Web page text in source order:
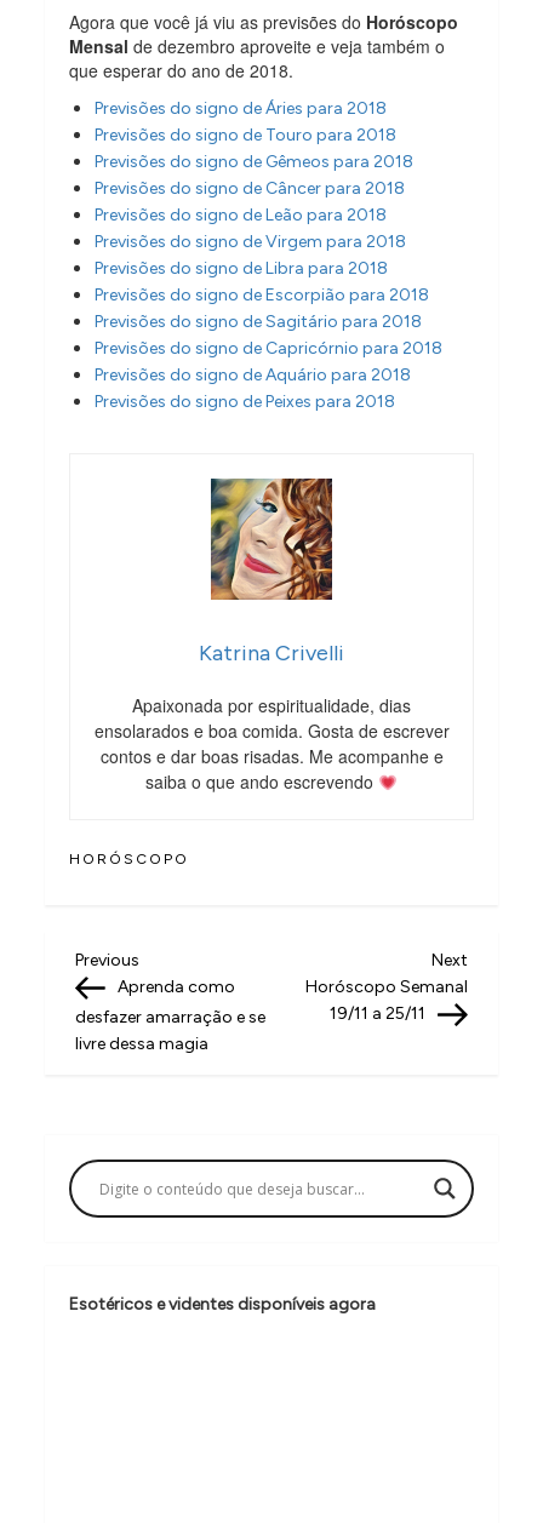
Agora que você já viu as previsões do Horóscopo
Mensal de dezembro aproveite e veja também o
que esperar do ano de 2018.
Previsões do signo de Áries para 2018
Previsões do signo de Touro para 2018
Previsões do signo de Gêmeos para 2018
Previsões do signo de Câncer para 2018
Previsões do signo de Leão para 2018
Previsões do signo de Virgem para 2018
Previsões do signo de Libra para 2018
Previsões do signo de Escorpião para 2018
Previsões do signo de Sagitário para 2018
Previsões do signo de Capricórnio para 2018
Previsões do signo de Aquário para 2018
Previsões do signo de Peixes para 2018
Katrina Crivelli
Apaixonada por espiritualidade, dias
ensolarados e boa comida. Gosta de escrever
contos e dar boas risadas. Me acompanhe e
saiba o que ando escrevendo
HORÓSCOPO
N
a
v
a
ç
o
d
Previous
Post
Previous
Aprenda como
desfazer amarração e se
livre dessa magia
Next
Post
Next
Horóscopo Semanal
19/11 a 25/11
Esotéricos e videntes disponíveis agora